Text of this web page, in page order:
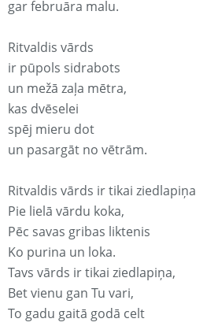
gar februāra malu.
Ritvaldis vārds
ir pūpols sidrabots
un mežā zaļa mētra,
kas dvēselei
spēj mieru dot
un pasargāt no vētrām.
Ritvaldis vārds ir tikai ziedlapiņa
Pie lielā vārdu koka,
Pēc savas gribas liktenis
Ko purina un loka.
Tavs vārds ir tikai ziedlapiņa,
Bet vienu gan Tu vari,
To gadu gaitā godā celt